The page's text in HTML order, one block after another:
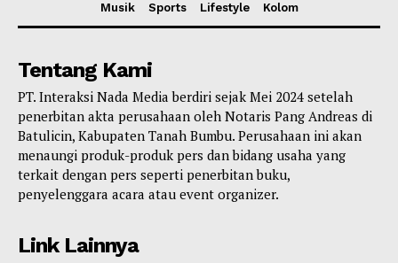
Musik
Sports Lifestyle Kolom
Tentang Kami
PT. Interaksi Nada Media berdiri sejak Mei 2024 setelah
penerbitan akta perusahaan oleh Notaris Pang Andreas di
Batulicin, Kabupaten Tanah Bumbu. Perusahaan ini akan
menaungi produk-produk pers dan bidang usaha yang
terkait dengan pers seperti penerbitan buku,
penyelenggara acara atau event organizer.
Link Lainnya